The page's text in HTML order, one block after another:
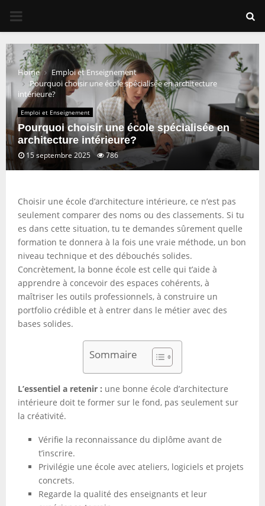
PRIMARY
MENU
Home
Emploi et Enseignement
Pourquoi choisir une école spécialisée en architecture
intérieure?
Emploi et Enseignement
Pourquoi choisir une école spécialisée en
architecture intérieure?
15 septembre 2025 786
Choisir une école d’architecture intérieure, ce n’est pas
seulement comparer des noms ou des classements. Si tu
es dans cette situation, tu te demandes sûrement quelle
formation te donnera à la fois une vraie méthode, un bon
niveau technique et des débouchés solides.
Concrètement, la bonne école est celle qui t’aide à
apprendre à concevoir des espaces cohérents, à
maîtriser les outils professionnels, à construire un
portfolio crédible et à entrer dans le métier avec des
bases solides.
Sommaire
L’essentiel a retenir : une bonne école d’architecture
intérieure doit te former sur le fond, pas seulement sur
la créativité.
Vérifie la reconnaissance du diplôme avant de
t’inscrire.
Privilégie une école avec ateliers, logiciels et projets
concrets.
Regarde la qualité des enseignants et leur